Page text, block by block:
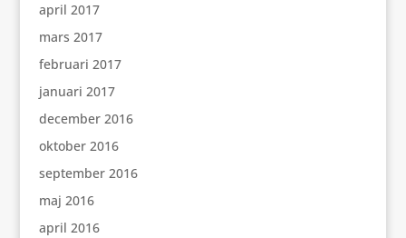
april 2017
mars 2017
februari 2017
januari 2017
december 2016
oktober 2016
september 2016
maj 2016
april 2016